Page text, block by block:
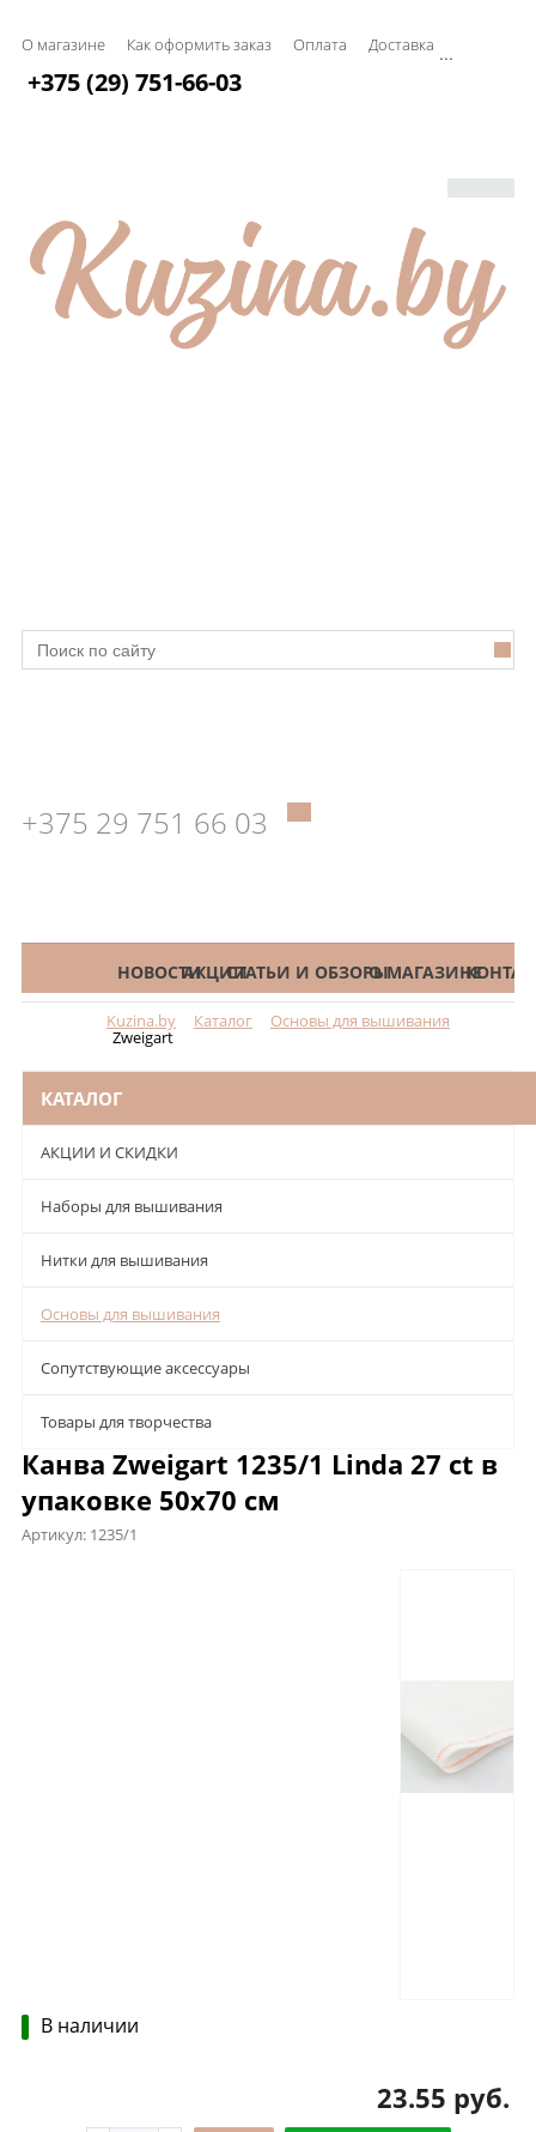
О магазине Как оформить заказ Оплата Доставка ...
+375 (29) 751-66-03
+375 29 751 66 03
КАТАЛОГНОВОСТИАКЦИИСТАТЬИ И ОБЗОРЫО МАГАЗИНЕ
Kuzina.by Каталог Основы для вышивания
Zweigart
КАТАЛОГ
АКЦИИ И СКИДКИ
Наборы для вышивания
Нитки для вышивания
Основы для вышивания
Сопутствующие аксессуары
Товары для творчества
Канва Zweigart 1235/1 Linda 27 сt в
упаковке 50х70 см
Артикул: 1235/1
В наличии
23.55 руб.